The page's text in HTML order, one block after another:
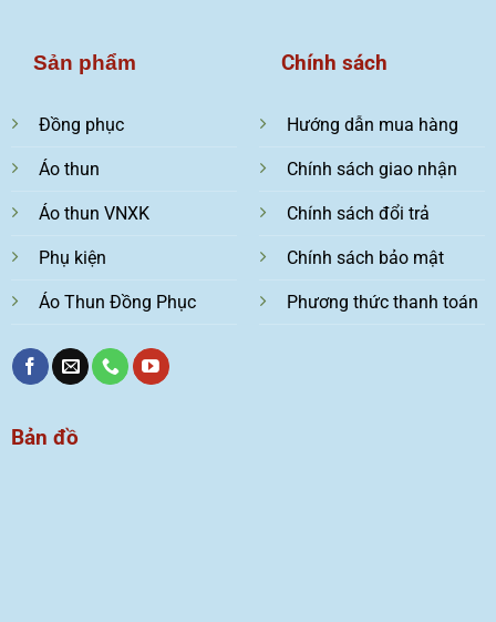
Sản phẩm
Đồng phục
Áo thun
Áo thun VNXK
Phụ kiện
Áo Thun Đồng Phục
Chính sách
Hướng dẫn mua hàng
Chính sách giao nhận
Chính sách đổi trả
Chính sách bảo mật
Phương thức thanh toán
Bản đồ